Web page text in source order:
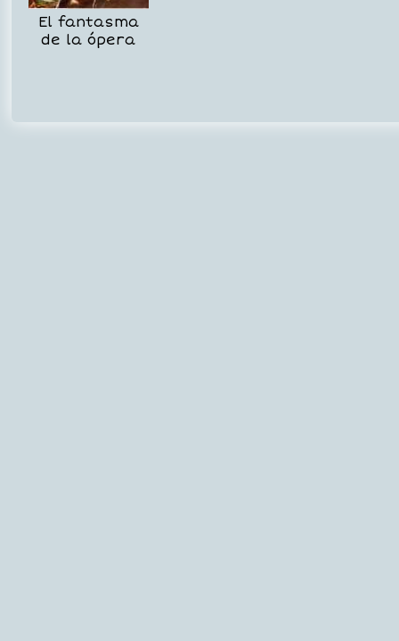
El fantasma
de la ópera